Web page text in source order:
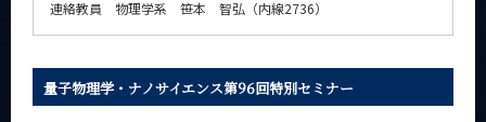
連絡教員 物理学系 笹本 智弘（内線2736）
量子物理学・ナノサイエンス第96回特別セミナー
年別アーカイブ